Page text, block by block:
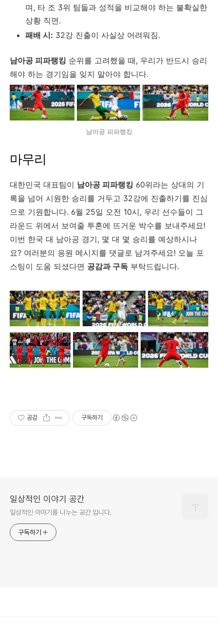
며, 타 조 3위 팀들과 성적을 비교해야 하는 불확실한
상황 직면.
패배 시: 32강 진출이 사실상 어려워짐.
남아공 피파랭킹 순위를 고려했을 때, 우리가 반드시 승리
해야 하는 경기임을 잊지 말아야 합니다.
남아공 피파랭킹
마무리
대한민국 대표팀이 남아공 피파랭킹 60위라는 상대의 기
록을 넘어 시원한 승리를 거두고 32강에 진출하기를 진심
으로 기원합니다. 6월 25일 오전 10시, 우리 선수들이 그
라운드 위에서 보여줄 투혼에 뜨거운 박수를 보내주세요!
이번 한국 대 남아공 경기, 몇 대 몇 승리를 예상하시나
요? 여러분의 응원 메시지를 댓글로 남겨주세요! 오늘 포
스팅이 도움 되셨다면 공감과 구독 부탁드립니다.
공감 구독하기
일상적인 이야기 공간
일상적인 이야기를 나누는 공간 입니다.
구독하기